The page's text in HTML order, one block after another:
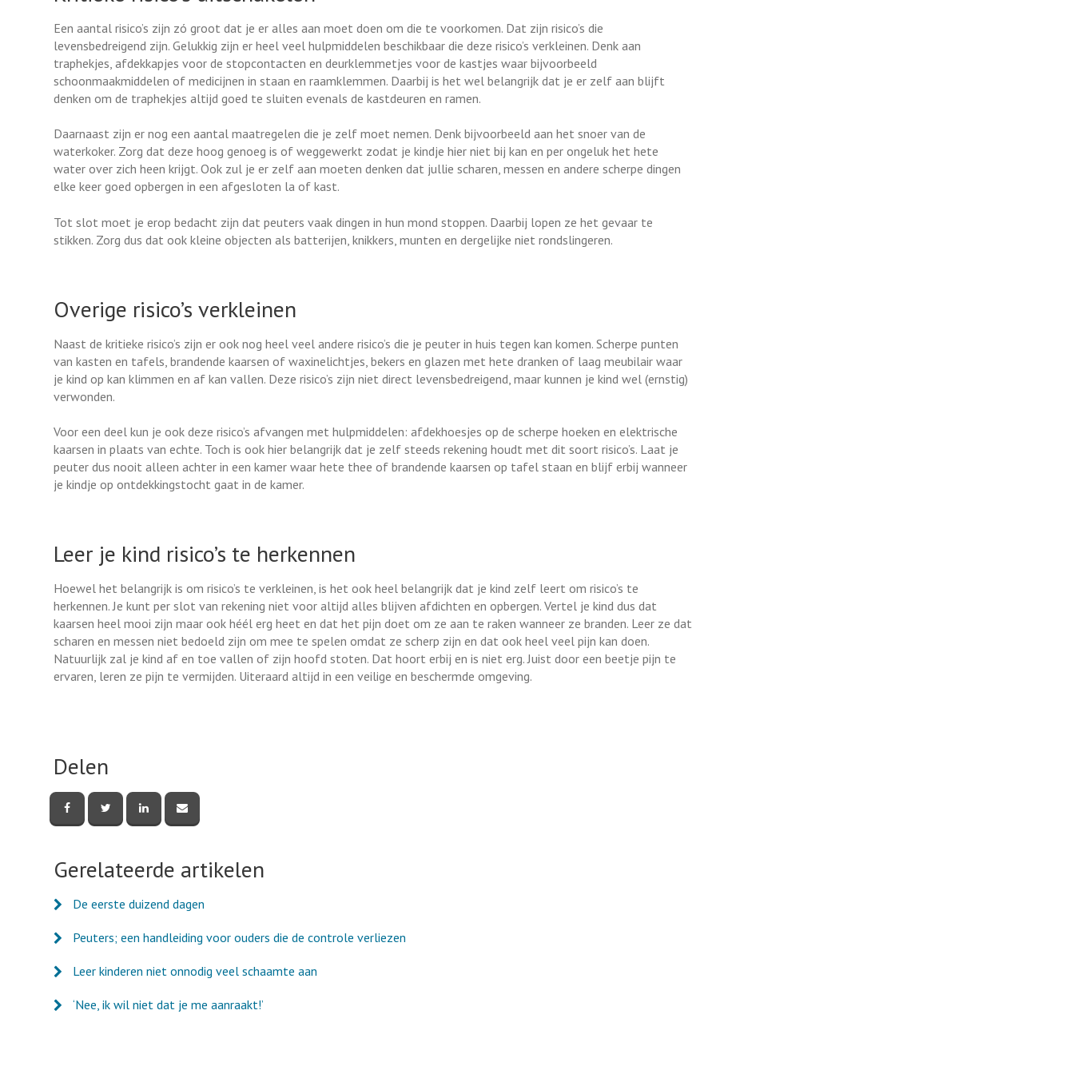
Een aantal risico’s zijn zó groot dat je er alles aan moet doen om die te voorkomen. Dat zijn risico’s die
levensbedreigend zijn. Gelukkig zijn er heel veel hulpmiddelen beschikbaar die deze risico’s verkleinen. Denk aan
traphekjes, afdekkapjes voor de stopcontacten en deurklemmetjes voor de kastjes waar bijvoorbeeld
schoonmaakmiddelen of medicijnen in staan en raamklemmen. Daarbij is het wel belangrijk dat je er zelf aan blijft
denken om de traphekjes altijd goed te sluiten evenals de kastdeuren en ramen.
Daarnaast zijn er nog een aantal maatregelen die je zelf moet nemen. Denk bijvoorbeeld aan het snoer van de
waterkoker. Zorg dat deze hoog genoeg is of weggewerkt zodat je kindje hier niet bij kan en per ongeluk het hete
water over zich heen krijgt. Ook zul je er zelf aan moeten denken dat jullie scharen, messen en andere scherpe dingen
elke keer goed opbergen in een afgesloten la of kast.
Tot slot moet je erop bedacht zijn dat peuters vaak dingen in hun mond stoppen. Daarbij lopen ze het gevaar te
stikken. Zorg dus dat ook kleine objecten als batterijen, knikkers, munten en dergelijke niet rondslingeren.
Overige risico’s verkleinen
Naast de kritieke risico’s zijn er ook nog heel veel andere risico’s die je peuter in huis tegen kan komen. Scherpe punten
van kasten en tafels, brandende kaarsen of waxinelichtjes, bekers en glazen met hete dranken of laag meubilair waar
je kind op kan klimmen en af kan vallen. Deze risico’s zijn niet direct levensbedreigend, maar kunnen je kind wel (ernstig)
verwonden.
Voor een deel kun je ook deze risico’s afvangen met hulpmiddelen: afdekhoesjes op de scherpe hoeken en elektrische
kaarsen in plaats van echte. Toch is ook hier belangrijk dat je zelf steeds rekening houdt met dit soort risico’s. Laat je
peuter dus nooit alleen achter in een kamer waar hete thee of brandende kaarsen op tafel staan en blijf erbij wanneer
je kindje op ontdekkingstocht gaat in de kamer.
Leer je kind risico’s te herkennen
Hoewel het belangrijk is om risico’s te verkleinen, is het ook heel belangrijk dat je kind zelf leert om risico’s te
herkennen. Je kunt per slot van rekening niet voor altijd alles blijven afdichten en opbergen. Vertel je kind dus dat
kaarsen heel mooi zijn maar ook héél erg heet en dat het pijn doet om ze aan te raken wanneer ze branden. Leer ze dat
scharen en messen niet bedoeld zijn om mee te spelen omdat ze scherp zijn en dat ook heel veel pijn kan doen.
Natuurlijk zal je kind af en toe vallen of zijn hoofd stoten. Dat hoort erbij en is niet erg. Juist door een beetje pijn te
ervaren, leren ze pijn te vermijden. Uiteraard altijd in een veilige en beschermde omgeving.
Delen
deze
pagina
deze
pagina
deze
pagina
deze
pagina
mail
Gerelateerde artikelen
De eerste duizend dagen
Peuters; een handleiding voor ouders die de controle verliezen
Leer kinderen niet onnodig veel schaamte aan
‘Nee, ik wil niet dat je me aanraakt!’